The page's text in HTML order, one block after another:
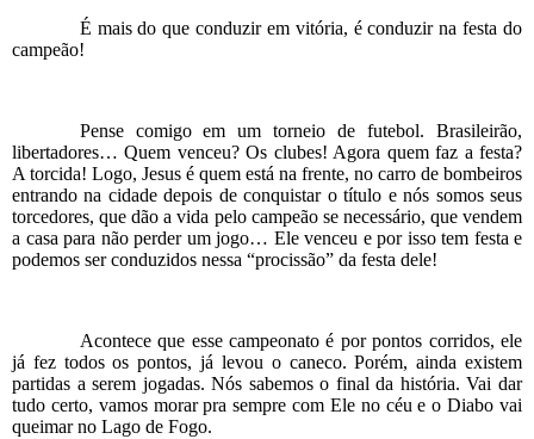
É mais do que conduzir em vitória, é conduzir na festa do
campeão!
Pense comigo em um torneio de futebol. Brasileirão,
libertadores… Quem venceu? Os clubes! Agora quem faz a festa?
A torcida! Logo, Jesus é quem está na frente, no carro de bombeiros
entrando na cidade depois de conquistar o título e nós somos seus
torcedores, que dão a vida pelo campeão se necessário, que vendem
a casa para não perder um jogo… Ele venceu e por isso tem festa e
podemos ser conduzidos nessa “procissão” da festa dele!
Acontece que esse campeonato é por pontos corridos, ele
já fez todos os pontos, já levou o caneco. Porém, ainda existem
partidas a serem jogadas. Nós sabemos o final da história. Vai dar
tudo certo, vamos morar pra sempre com Ele no céu e o Diabo vai
queimar no Lago de Fogo.